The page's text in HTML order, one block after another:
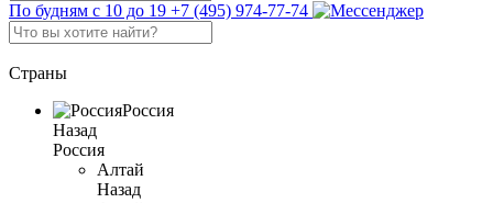
По будням с 10 до 19 +7 (495) 974-77-74
Страны
Россия
Назад
Россия
Алтай
Назад